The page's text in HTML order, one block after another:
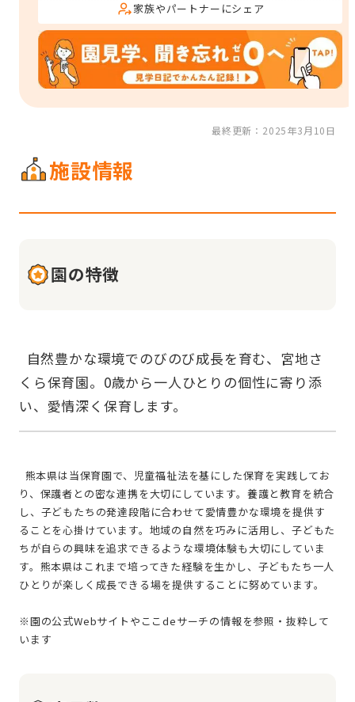
家族やパートナーにシェア
最終更新：2025年3月10日
施設情報
園の特徴
くら保育園。0歳から一人ひとりの個性に寄り添
り、保護者との密な連携を大切にしています。養護と教育を統合
し、子どもたちの発達段階に合わせて愛情豊かな環境を提供す
ることを心掛けています。地域の自然を巧みに活用し、子どもた
ちが自らの興味を追求できるような環境体験も大切にしていま
す。熊本県はこれまで培ってきた経験を生かし、子どもたち一人
ひとりが楽しく成長できる場を提供することに努めています。
※園の公式Webサイトやここdeサーチの情報を参照・抜粋して